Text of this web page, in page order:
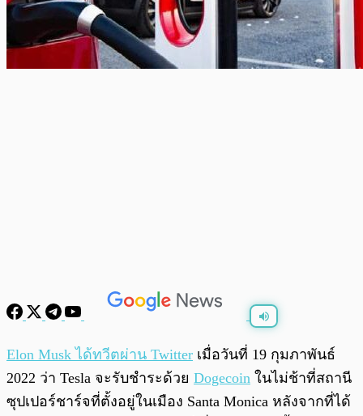
พร้อมเล่น 0:00
Elon Musk ได้ทวีตผ่าน Twitter เมื่อวันที่ 19 กุมภาพันธ์
2022 ว่า Tesla จะรับชำระด้วย Dogecoin ในไม่ช้าที่สถานี
ซุปเปอร์ชาร์จที่ตั้งอยู่ในเมือง Santa Monica หลังจากที่ได้